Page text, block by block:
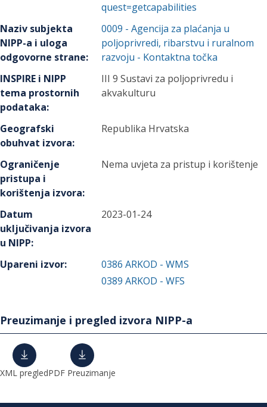
quest=getcapabilities
Naziv subjekta
NIPP-a i uloga
odgovorne strane:
0009 -Agencija za plaćanja u
poljoprivredi, ribarstvu i ruralnom
razvoju - Kontaktna točka
INSPIRE i NIPP
tema prostornih
podataka:
III 9 Sustavi za poljoprivredu i
akvakulturu
Geografski
obuhvat izvora:
Republika Hrvatska
Ograničenje
pristupa i
korištenja izvora:
Nema uvjeta za pristup i korištenje
Datum
uključivanja izvora
u NIPP:
2023-01-24
Upareni izvor: 0386 ARKOD - WMS
0389 ARKOD - WFS
Preuzimanje i pregled izvora NIPP-a
XML pregledPDF Preuzimanje